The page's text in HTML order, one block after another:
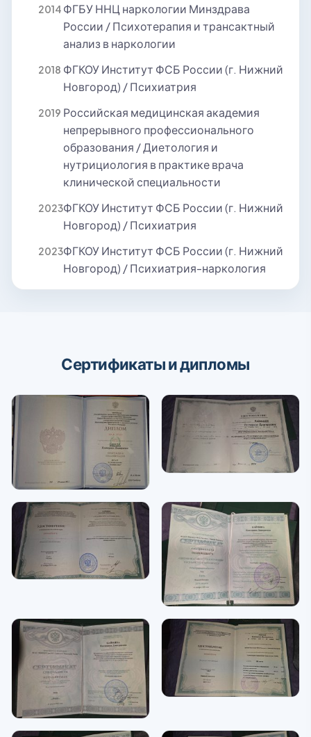
2014 ФГБУ ННЦ наркологии Минздрава
России / Психотерапия и трансактный
анализ в наркологии
2018 ФГКОУ Институт ФСБ России (г. Нижний
Новгород) / Психиатрия
2019 Российская медицинская академия
непрерывного профессионального
образования / Диетология и
нутрициология в практике врача
клинической специальности
2023ФГКОУ Институт ФСБ России (г. Нижний
Новгород) / Психиатрия
2023ФГКОУ Институт ФСБ России (г. Нижний
Новгород) / Психиатрия-наркология
Сертификаты и дипломы